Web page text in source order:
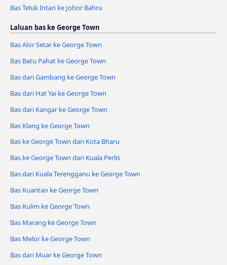
Bas Teluk Intan ke Johor Bahru
Laluan bas ke George Town
Bas Alor Setar ke George Town
Bas Batu Pahat ke George Town
Bas dari Gambang ke George Town
Bas dari Hat Yai ke George Town
Bas dari Kangar ke George Town
Bas Klang ke George Town
Bas ke George Town dari Kota Bharu
Bas ke George Town dari Kuala Perlis
Bas dari Kuala Terengganu ke George Town
Bas Kuantan ke George Town
Bas Kulim ke George Town
Bas Marang ke George Town
Bas Melor ke George Town
Bas dari Muar ke George Town